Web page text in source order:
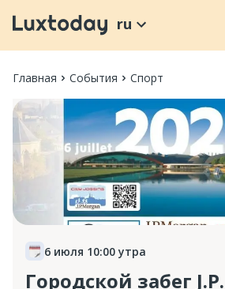
ru
Главная События Спорт
6 июля 10:00 утра
Городской забег